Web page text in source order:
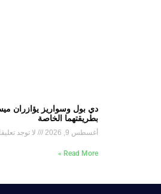
دي بول وسواريز يؤازران
بطريقتهما الخاصة
أغسطس 9, 2026 لا توجد
Read More »